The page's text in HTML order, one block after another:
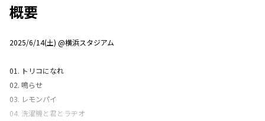
概要
2025/6/14(土) @横浜スタジアム
01. トリコになれ
02. 鳴らせ
03. レモンパイ
04. 洗濯機と君とラヂオ